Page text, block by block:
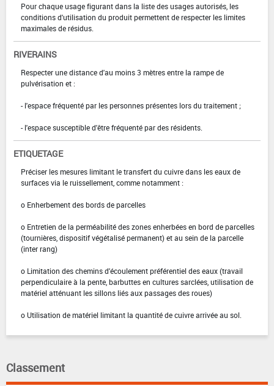
Pour chaque usage figurant dans la liste des usages autorisés, les
conditions d'utilisation du produit permettent de respecter les limites
maximales de résidus.
RIVERAINS
Respecter une distance d'au moins 3 mètres entre la rampe de
pulvérisation et :
- l'espace fréquenté par les personnes présentes lors du traitement ;
- l'espace susceptible d'être fréquenté par des résidents.
ETIQUETAGE
Préciser les mesures limitant le transfert du cuivre dans les eaux de
surfaces via le ruissellement, comme notamment :
o Enherbement des bords de parcelles
o Entretien de la perméabilité des zones enherbées en bord de parcelles
(tournières, dispositif végétalisé permanent) et au sein de la parcelle
(inter rang)
o Limitation des chemins d'écoulement préférentiel des eaux (travail
perpendiculaire à la pente, barbuttes en cultures sarclées, utilisation de
matériel atténuant les sillons liés aux passages des roues)
o Utilisation de matériel limitant la quantité de cuivre arrivée au sol.
Classement